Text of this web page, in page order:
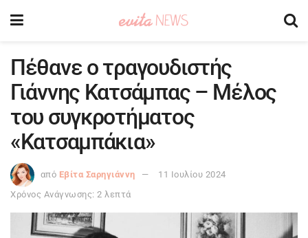
Πέθανε ο τραγουδιστής
Γιάννης Κατσάμπας – Μέλος
του συγκροτήματος
«Κατσαμπάκια»
από Εβίτα Σαρηγιάννη
11 Ιουλίου 2024
Χρόνος Ανάγνωσης: 2 λεπτά